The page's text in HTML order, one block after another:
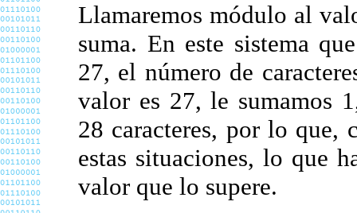
Llamaremos módulo al
suma. En este sistema
27, el número de
valor es 27, le sumamos
28 caracteres, por lo que,
estas situaciones, lo que
valor que lo supere.